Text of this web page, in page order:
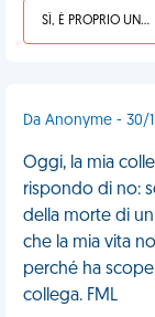
SÌ, È PROPRIO UNA VDM!
Da Anonyme - 30/
Oggi, la mia
rispondo di no:
della morte di
che la mia vita
perché ha
collega. FML